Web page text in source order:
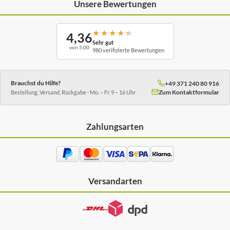
Unsere Bewertungen
4,36
von 5,00
★ ★ ★ ★ ★
Sehr gut
980 verifizierte Bewertungen
Brauchst du Hilfe?
Bestellung, Versand, Rückgabe · Mo. – Fr. 9 – 16 Uhr
+49 371 240 80 916
Zum Kontaktformular
Zahlungsarten
Versandarten